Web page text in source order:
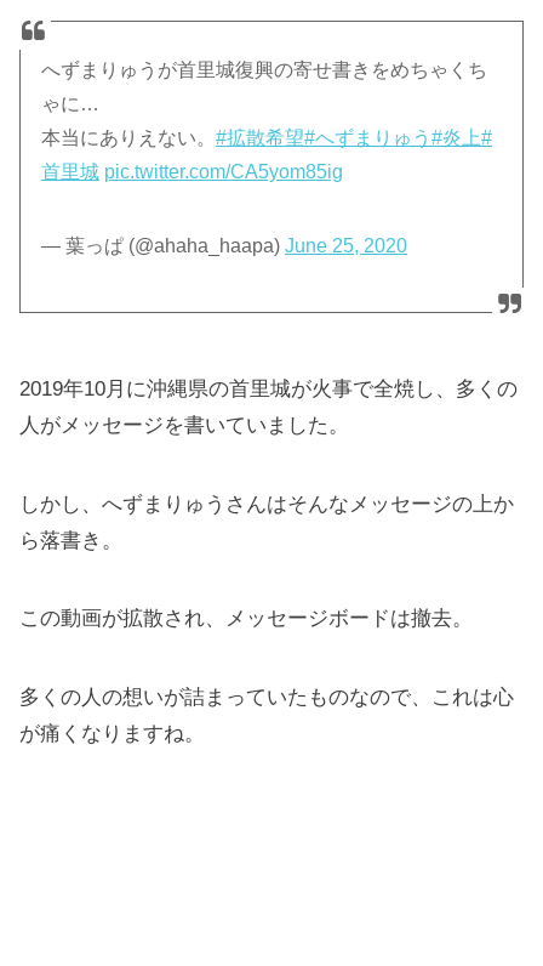
へずまりゅうが首里城復興の寄せ書きをめちゃくち
ゃに…
本当にありえない。#拡散希望#へずまりゅう#炎上#
首里城 pic.twitter.com/CA5yom85ig
— 葉っぱ (@ahaha_haapa)June 25, 2020
2019年10月に沖縄県の首里城が火事で全焼し、多くの
人がメッセージを書いていました。
しかし、へずまりゅうさんはそんなメッセージの上か
ら落書き。
この動画が拡散され、メッセージボードは撤去。
多くの人の想いが詰まっていたものなので、これは心
が痛くなりますね。